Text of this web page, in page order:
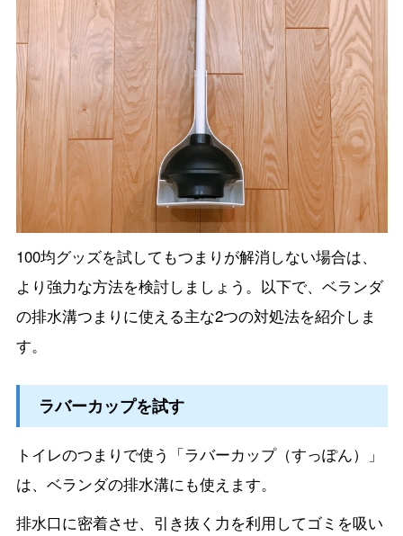
100均グッズを試してもつまりが解消しない場合は、
より強力な方法を検討しましょう。以下で、ベランダ
の排水溝つまりに使える主な2つの対処法を紹介しま
す。
ラバーカップを試す
トイレのつまりで使う「ラバーカップ（すっぽん）」
は、ベランダの排水溝にも使えます。
排水口に密着させ、引き抜く力を利用してゴミを吸い